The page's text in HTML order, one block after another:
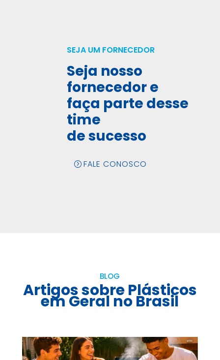
SEJA UM FORNECEDOR
Seja nosso
fornecedor e
faça parte desse
time
de sucesso
FALE CONOSCO
BLOG
Artigos sobre Plásticos
em Geral no Brasil